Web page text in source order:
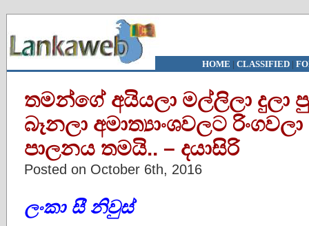
HOME | CLASSIFIED|
තමන්ගේ අයියලා මල්ලිලා දුලා
බෑනලා අමාත්‍යාංශවලට
පාලනය තමයි.. – දයාසිරි
Posted on October 6th, 2016
ලංකා සී නිවුස්